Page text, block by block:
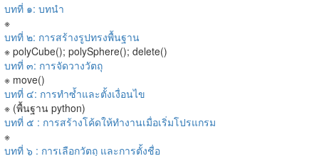
บทที่ ๑: บทนำ
※
บทที่ ๒: การสร้างรูปทรงพื้นฐาน
※ polyCube(); polySphere(); delete()
บทที่ ๓: การจัดวางวัตถุ
※ move()
บทที่ ๔: การทำซ้ำและตั้งเงื่อนไข
※ (พื้นฐาน python)
บทที่ ๕ : การสร้างโค้ดให้ทำงานเมื่อเริ่มโปรแกรม
※
บทที่ ๖ : การเลือกวัตถุ และการตั้งชื่อ